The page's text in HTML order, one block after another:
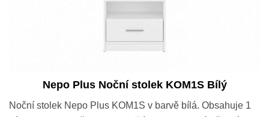
Nepo Plus Noční stolek KOM1S Bílý
Noční stolek Nepo Plus KOM1S v barvě bílá. Obsahuje 1